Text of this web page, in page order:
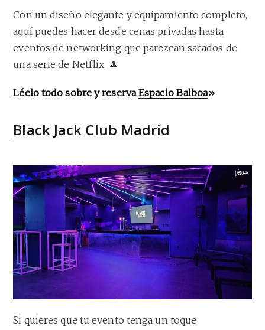
Con un diseño elegante y equipamiento completo,
aquí puedes hacer desde cenas privadas hasta
eventos de networking que parezcan sacados de
una serie de Netflix. 🎩
Léelo todo sobre y reservaEspacio Balboa»
Black Jack Club Madrid
Si quieres que tu evento tenga un toque